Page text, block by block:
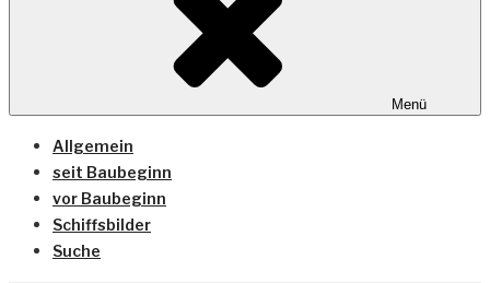
Menü
Allgemein
seit Baubeginn
vor Baubeginn
Schiffsbilder
Suche